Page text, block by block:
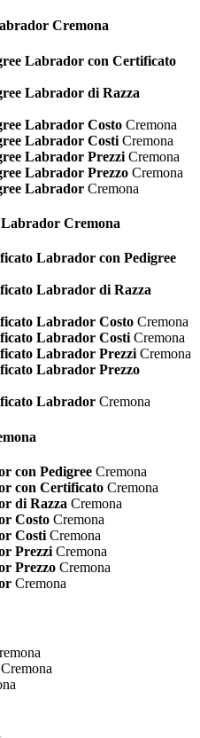
Cremona
Labrador con Certificato
Labrador di Razza
Labrador Costo Cremona
Labrador Costi Cremona
Labrador Prezzi Cremona
Labrador Prezzo Cremona
Labrador Cremona
Labrador Cremona
Labrador con Pedigree
Labrador di Razza
Labrador Costo Cremona
Labrador Costi Cremona
Labrador Prezzi Cremona
Labrador Prezzo
Labrador Cremona
con Pedigree Cremona
con Certificato Cremona
di Razza Cremona
Costo Cremona
Costi Cremona
Prezzi Cremona
Prezzo Cremona
Cremona
Cremona